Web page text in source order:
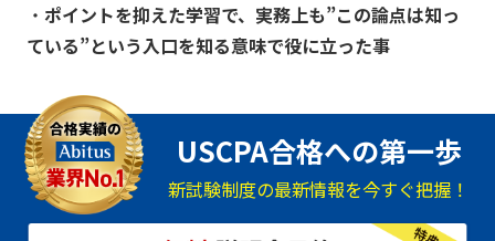
・ ポイントを抑えた学習で、実務上も”この論点は知っ
ている”という入口を知る意味で役に立った事
USCPA合格への第一歩
新試験制度の最新情報を今すぐ把握！